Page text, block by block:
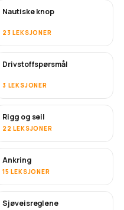
Nautiske knop
23 LEKSJONER
Drivstoffspørsmål
3 LEKSJONER
Rigg og seil
22 LEKSJONER
Ankring
15 LEKSJONER
Sjøveisreglene